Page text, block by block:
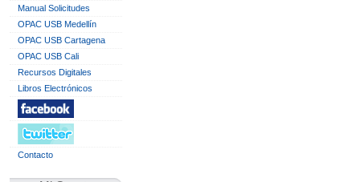
Manual Solicitudes
OPAC USB Medellín
OPAC USB Cartagena
OPAC USB Cali
Recursos Digitales
Libros Electrónicos
Contacto